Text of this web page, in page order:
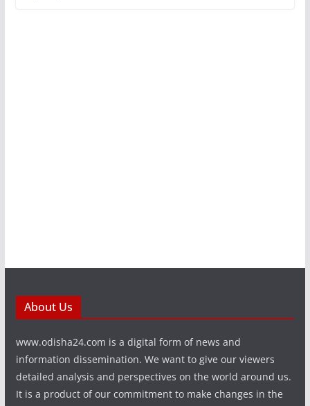
About Us
www.odisha24.com is a digital form of news and
information dissemination. We want to give our viewers
detailed analysis and perspectives on the world around us.
It is a product of our commitment to make changes in the